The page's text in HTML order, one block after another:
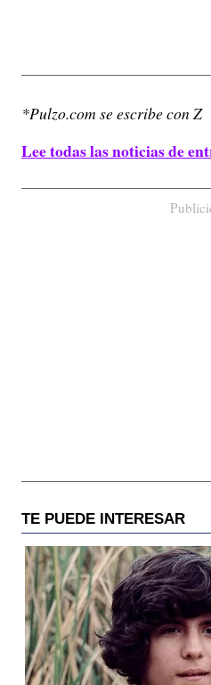
*Pulzo.com se escribe con Z
Lee todas las noticias de